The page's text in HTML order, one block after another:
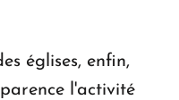
églises, enfin,
l'activité